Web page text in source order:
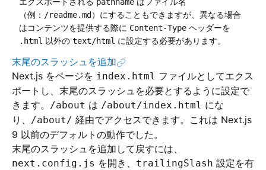
（例： /readme.md ）にすることもできますが、異なる場合
はコンテンツを提供する際に Content-Type ヘッダーを
.html 以外の text/html に設定する必要があります。
末尾のスラッシュを追加
Next.js をページを index.html ファイルとしてエクス
ポートし、末尾のスラッシュを必要とするように設定で
きます。 /about は /about/index.html にな
り、 /about/ 経由でアクセスできます。これは Next.js
9 以前のデフォルトの動作でした。
末尾のスラッシュを追加して戻すには、
next.config.js を開き、 trailingSlash 設定を有